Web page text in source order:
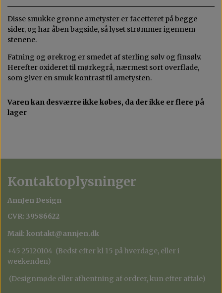
AGAT
KVARTS
OPAL
MAX 200 KR
Disse smukke grønne ametyster er facetteret på begge
sider, og har åben bagside, så lyset strømmer igennem
stenene.
Fatning og ørekrog er smedet af sterling sølv og finsølv.
Herefter oxideret til mørkegrå, nærmest sort overflade,
som giver en smuk kontrast til ametysten.
Varen kan desværre ikke købes, da der ikke er flere på
lager
Kontaktoplysninger
AnnJen Design
CVR: 39586622
Mail: kontakt@annjen.dk
+45 25120104 (Bedst efter kl 15 på hverdage, eller i
weekenden)
(Designmøde eller afhentning af ordrer, kun efter aftale)